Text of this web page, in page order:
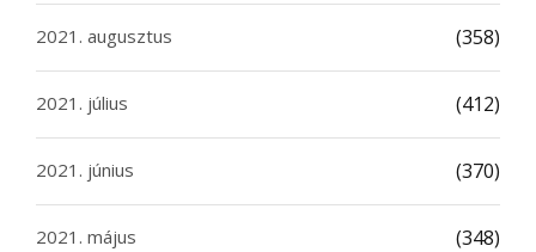
2021. augusztus (358)
2021. július (412)
2021. június (370)
2021. május (348)